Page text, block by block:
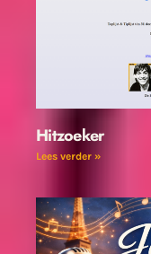
Hitzoeker
Lees verder »